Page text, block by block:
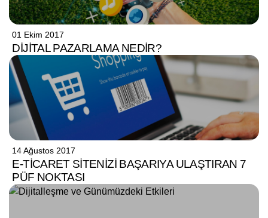
01 Ekim 2017
DIJITAL PAZARLAMA NEDIR?
14 Ağustos 2017
E-TICARET SITENIZI BAŞARIYA ULAŞTIRAN 7
PÜF NOKTASI